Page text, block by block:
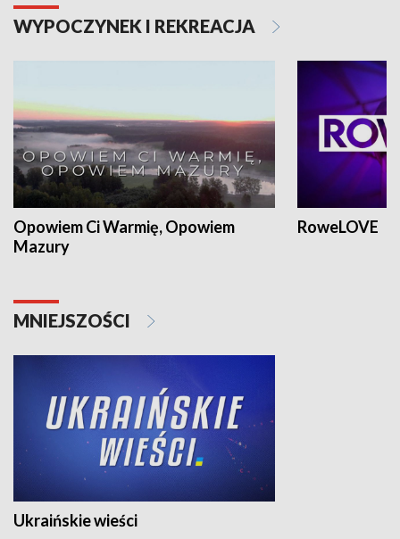
WYPOCZYNEK I REKREACJA
Opowiem Ci Warmię, Opowiem
Mazury
RoweLOVE
MNIEJSZOŚCI
Ukraińskie wieści